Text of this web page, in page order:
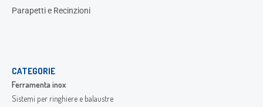
Parapetti e Recinzioni
CATEGORIE
Ferramenta inox
Sistemi per ringhiere e balaustre